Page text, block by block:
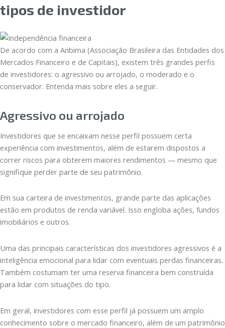
tipos de investidor
De acordo com a Anbima (Associação Brasileira das Entidades dos
Mercados Financeiro e de Capitais), existem três grandes perfis
de investidores: o agressivo ou arrojado, o moderado e o
conservador. Entenda mais sobre eles a seguir.
Agressivo ou arrojado
Investidores que se encaixam nesse perfil possuem certa
experiência com investimentos, além de estarem dispostos a
correr riscos para obterem maiores rendimentos — mesmo que
signifique perder parte de seu patrimônio.
Em sua carteira de investimentos, grande parte das aplicações
estão em produtos de renda variável. Isso engloba ações, fundos
imobiliários e outros.
Uma das principais características dos investidores agressivos é a
inteligência emocional para lidar com eventuais perdas financeiras.
Também costumam ter uma reserva financeira bem construída
para lidar com situações do tipo.
Em geral, investidores com esse perfil já possuem um amplo
conhecimento sobre o mercado financeiro, além de um patrimônio